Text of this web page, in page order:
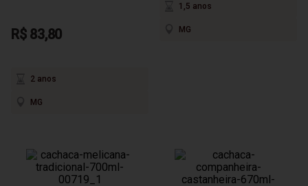
R$ 83,80
2 anos
MG
1,5 anos
MG